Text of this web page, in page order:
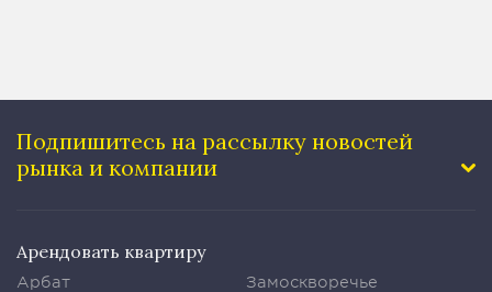
Подпишитесь на рассылку новостей
рынка и компании
Арендовать квартиру
Арбат
Замоскворечье